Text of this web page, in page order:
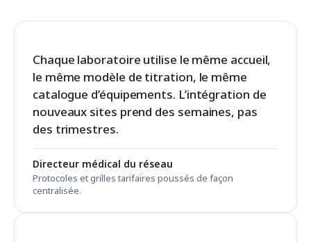
Chaque laboratoire utilise le même accueil,
le même modèle de titration, le même
catalogue d’équipements. L’intégration de
nouveaux sites prend des semaines, pas
des trimestres.
Directeur médical du réseau
Protocoles et grilles tarifaires poussés de façon
centralisée.